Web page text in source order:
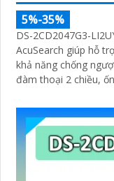
5%-35%
DS-2CD2047G3-
AcuSearch giúp hỗ
khả năng chống
đàm thoại 2 chiều,